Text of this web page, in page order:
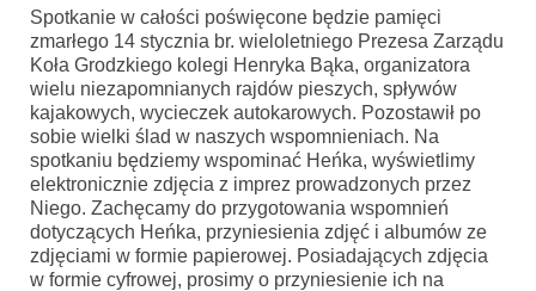
Spotkanie w całości poświęcone będzie pamięci
zmarłego 14 stycznia br. wieloletniego Prezesa Zarządu
Koła Grodzkiego kolegi Henryka Bąka, organizatora
wielu niezapomnianych rajdów pieszych, spływów
kajakowych, wycieczek autokarowych. Pozostawił po
sobie wielki ślad w naszych wspomnieniach. Na
spotkaniu będziemy wspominać Heńka, wyświetlimy
elektronicznie zdjęcia z imprez prowadzonych przez
Niego. Zachęcamy do przygotowania wspomnień
dotyczących Heńka, przyniesienia zdjęć i albumów ze
zdjęciami w formie papierowej. Posiadających zdjęcia
w formie cyfrowej, prosimy o przyniesienie ich na